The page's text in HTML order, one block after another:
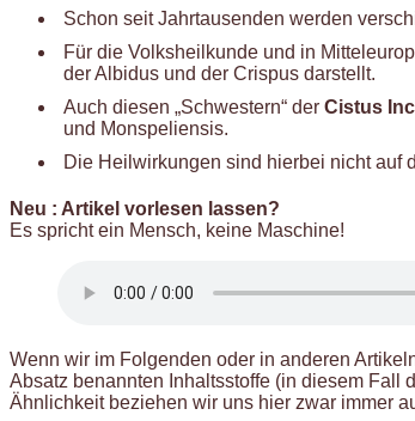
Schon seit Jahrtausenden werden
Für die Volksheilkunde und in
der Albidus und der Crispus darstellt.
Auch diesen „Schwestern“ der Cistus
und Monspeliensis.
Die Heilwirkungen sind hierbei nicht auf
Neu : Artikel vorlesen lassen?
Es spricht ein Mensch, keine Maschine!
Wenn wir im Folgenden oder in anderen
Absatz benannten Inhaltsstoffe (in diesem Fall
Ähnlichkeit beziehen wir uns hier zwar immer